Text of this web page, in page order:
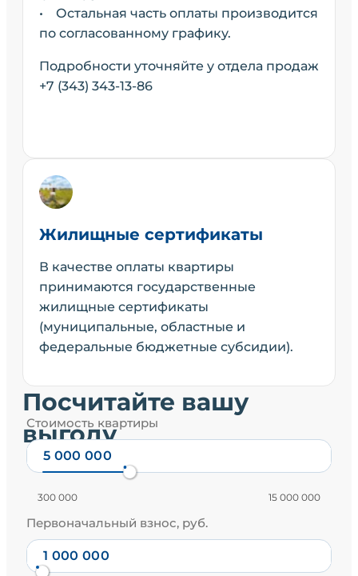
• Остальная часть оплаты производится
по согласованному графику.
Подробности уточняйте у отдела продаж
+7 (343) 343-13-86
Жилищные сертификаты
В качестве оплаты квартиры
принимаются государственные
жилищные сертификаты
(муниципальные, областные и
федеральные бюджетные субсидии).
Посчитайте вашу
выгоду
Стоимость квартиры
300 000 15 000 000
Первоначальный взнос, руб.